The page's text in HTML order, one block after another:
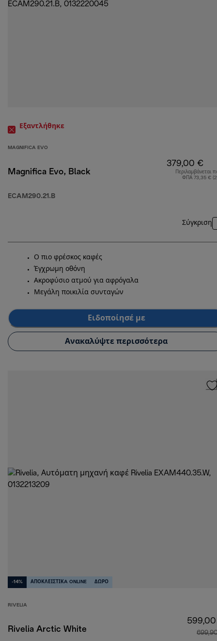
Εξαντλήθηκε
MAGNIFICA EVO
Magnifica Evo, Black
ECAM290.21.B
379,00 €
Περιλαμβάνεται
ΦΠΑ 73,35 €
Σύγκριση
Ο πιο φρέσκος καφές
Έγχρωμη οθόνη
Ακροφύσιο ατμού για αφρόγαλα
Μεγάλη ποικιλία συνταγών
Ειδοποίησέ με
Ανακαλύψτε περισσότερα
-14% ΑΠΟΚΛΕΙΣΤΙΚA ONLINE ΔΩΡΟ
RIVELIA
Rivelia Arctic White